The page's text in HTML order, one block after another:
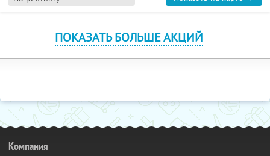
ПОКАЗАТЬ БОЛЬШЕ АКЦИЙ
Компания